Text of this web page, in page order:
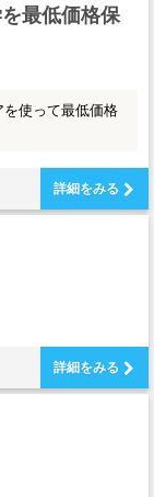
最低価格保
使って最低価格
詳細をみる
詳細をみる